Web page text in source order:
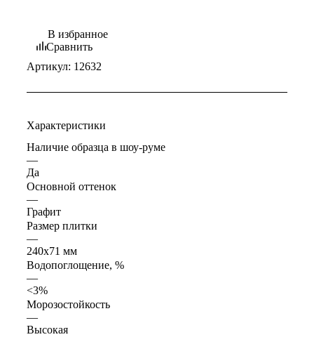
В избранное
Сравнить
Артикул: 12632
Характеристики
Наличие образца в шоу-руме
—
Да
Основной оттенок
—
Графит
Размер плитки
—
240x71 мм
Водопоглощение, %
—
<3%
Морозостойкость
—
Высокая